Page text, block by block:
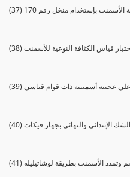
الأسمنت بإستخدام منخل رقم 170
إختبار قياس الكثافة النوعية للأسمنت
علي عجينة أسمنتية ذات قوام قياسي
الشك الإبتدائي والنهائي بجهاز فيكات
وتمدد الأسمنت بطريقة لوشاتيليله